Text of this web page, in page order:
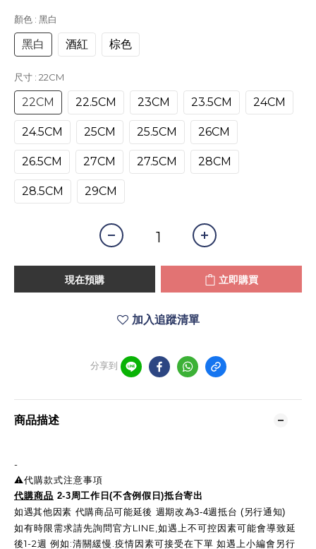
顏色 : 黑白
黑白 酒紅 棕色
尺寸 : 22CM
22CM 22.5CM 23CM 23.5CM 24CM
24.5CM 25CM 25.5CM 26CM
26.5CM 27CM 27.5CM 28CM
28.5CM 29CM
現在預購 立即購買
加入追蹤清單
分享到
商品描述
-
⚠️代購款式注意事項
代購商品 2-3周工作日(不含例假日)抵台寄出
如遇其他因素 代購商品可能延後 週期改為3-4週抵台 (另行通知)
如有時限需求請先詢問官方LINE,如遇上不可控因素可能會導致延
後1-2週 例如:清關緩慢.疫情因素可接受在下單 如遇上小編會另行